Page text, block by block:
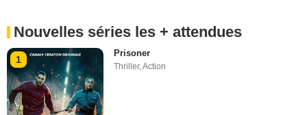
Nouvelles séries les + attendues
1
Prisoner
Thriller,Action